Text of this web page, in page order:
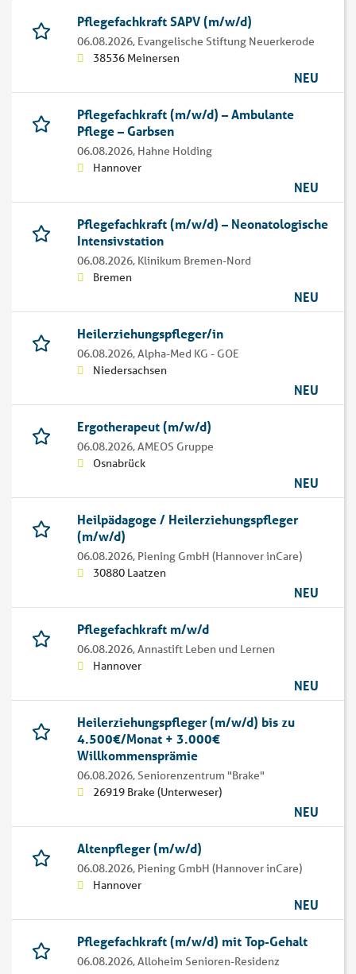
Pflegefachkraft SAPV (m/w/d)
06.08.2026, Evangelische Stiftung Neuerkerode
38536 Meinersen
NEU
Pflegefachkraft (m/w/d) – Ambulante
Pflege – Garbsen
06.08.2026, Hahne Holding
Hannover
NEU
Pflegefachkraft (m/w/d) – Neonatologische
Intensivstation
06.08.2026, Klinikum Bremen-Nord
Bremen
NEU
Heilerziehungspfleger/in
06.08.2026,Alpha-Med KG - GOE
Niedersachsen
NEU
Ergotherapeut (m/w/d)
06.08.2026,AMEOS Gruppe
Osnabrück
NEU
Heilpädagoge / Heilerziehungspfleger
(m/w/d)
06.08.2026, Piening GmbH (Hannover inCare)
30880 Laatzen
NEU
Pflegefachkraft m/w/d
06.08.2026,Annastift Leben und Lernen
Hannover
NEU
Heilerziehungspfleger (m/w/d) bis zu
4.500€/Monat + 3.000€
Willkommensprämie
06.08.2026,Seniorenzentrum "Brake"
26919 Brake (Unterweser)
NEU
Altenpfleger (m/w/d)
06.08.2026, Piening GmbH (Hannover inCare)
Hannover
NEU
Pflegefachkraft (m/w/d) mit Top-Gehalt
06.08.2026,Alloheim Senioren-Residenz